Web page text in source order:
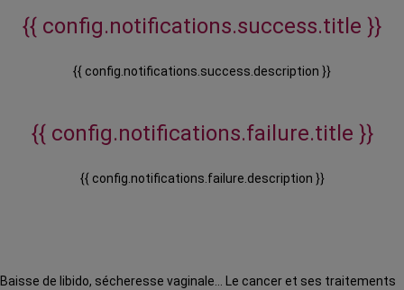
{{ config.notifications.success.title }}
{{ config.notifications.success.description }}
{{ config.notifications.failure.title }}
{{ config.notifications.failure.description }}
Baisse de libido, sécheresse vaginale… Le cancer et ses traitements